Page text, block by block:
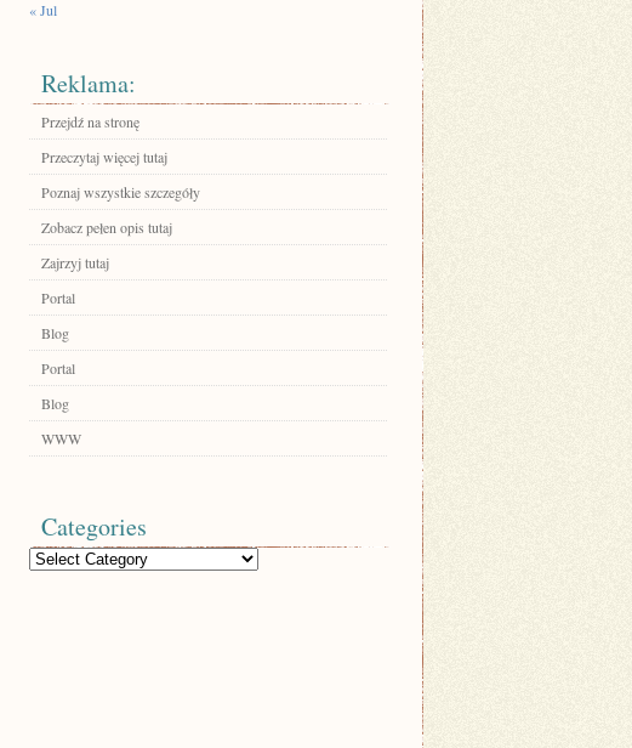
« Jul
Reklama:
Przejdź na stronę
Przeczytaj więcej tutaj
Poznaj wszystkie szczegóły
Zobacz pełen opis tutaj
Zajrzyj tutaj
Portal
Blog
Portal
Blog
WWW
Categories
Categories